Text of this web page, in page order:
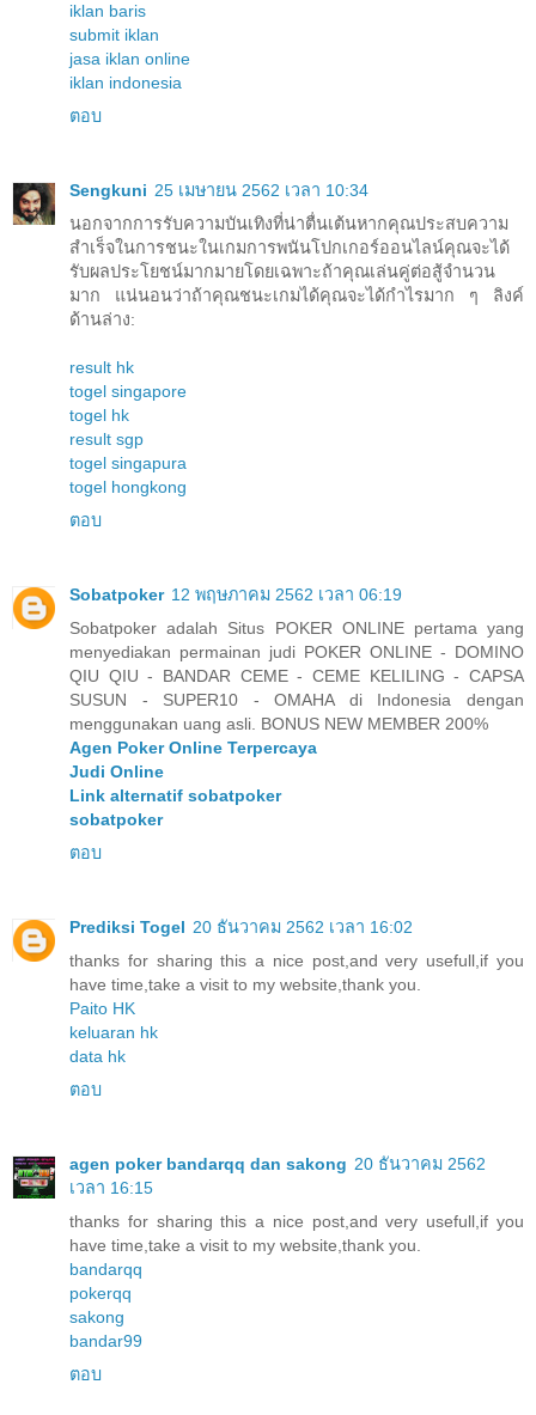
iklan baris
submit iklan
jasa iklan online
iklan indonesia
ตอบ
Sengkuni 25 เมษายน 2562 เวลา 10:34
นอกจากการรับความบันเทิงที่น่าตื่นเต้นหากคุณประสบความ
สำเร็จในการชนะในเกมการพนันโปกเกอร์ออนไลน์คุณจะได้
รับผลประโยชน์มากมายโดยเฉพาะถ้าคุณเล่นคู่ต่อสู้จำนวน
มาก แน่นอนว่าถ้าคุณชนะเกมได้คุณจะได้กำไรมาก ๆ ลิงค์
ด้านล่าง:
result hk
togel singapore
togel hk
result sgp
togel singapura
togel hongkong
ตอบ
Sobatpoker 12 พฤษภาคม 2562 เวลา 06:19
Sobatpoker adalah Situs POKER ONLINE pertama yang
menyediakan permainan judi POKER ONLINE - DOMINO
QIU QIU - BANDAR CEME - CEME KELILING - CAPSA
SUSUN - SUPER10 - OMAHA di Indonesia dengan
menggunakan uang asli. BONUS NEW MEMBER 200%
Agen Poker Online Terpercaya
Judi Online
Link alternatif sobatpoker
sobatpoker
ตอบ
Prediksi Togel 20 ธันวาคม 2562 เวลา 16:02
thanks for sharing this a nice post,and very usefull,if you
have time,take a visit to my website,thank you.
Paito HK
keluaran hk
data hk
ตอบ
agen poker bandarqq dan sakong 20 ธันวาคม 2562
เวลา 16:15
thanks for sharing this a nice post,and very usefull,if you
have time,take a visit to my website,thank you.
bandarqq
pokerqq
sakong
bandar99
ตอบ